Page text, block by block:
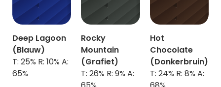
Deep Lagoon
(Blauw)
T: 25% R: 10% A:
65%
Rocky
Mountain
(Grafiet)
T: 26% R: 9% A:
Hot
Chocolate
(Donkerbruin)
T: 24% R: 8% A: